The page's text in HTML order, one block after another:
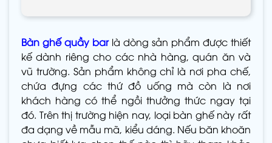
Bàn ghế quầy barlà dòng sản phẩm được thiết
kế dành riêng cho các nhà hàng, quán ăn và
vũ trường. Sản phẩm không chỉ là nơi pha chế,
chứa đựng các thứ đồ uống mà còn là nơi
khách hàng có thể ngồi thưởng thức ngay tại
đó. Trên thị trường hiện nay, loại bàn ghế này rất
đa dạng về mẫu mã, kiểu dáng. Nếu băn khoăn